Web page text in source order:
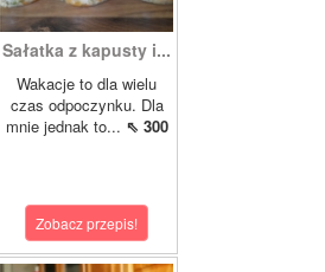
Sałatka z kapusty i...
Wakacje to dla wielu
czas odpoczynku. Dla
mnie jednak to... ⇖ 300
Zobacz przepis!